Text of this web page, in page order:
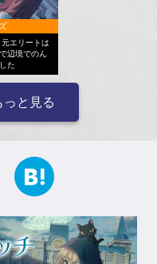
エリートは
辺境でのん
た
っと見る